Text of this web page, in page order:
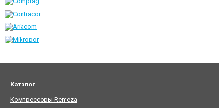
Каталог
Компрессоры Remeza